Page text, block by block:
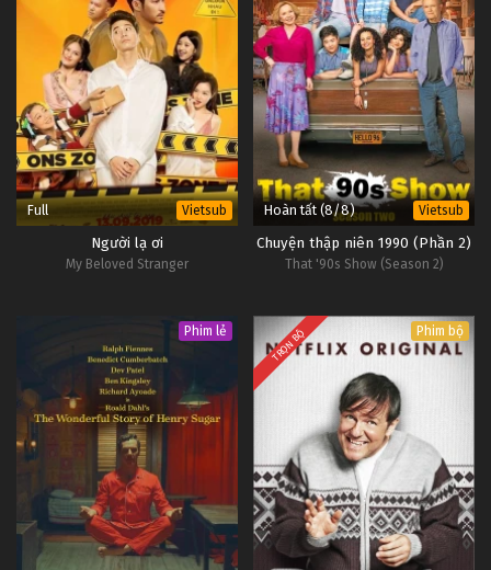
Full Vietsub
Người lạ ơi
My Beloved Stranger
Hoàn tất (8/8) Vietsub
Chuyện thập niên 1990 (Phần 2)
That '90s Show (Season 2)
Phim lẻ TRỌN BỘ Phim bộ